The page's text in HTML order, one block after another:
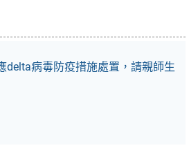
delta病毒防疫措施處置，請親師生